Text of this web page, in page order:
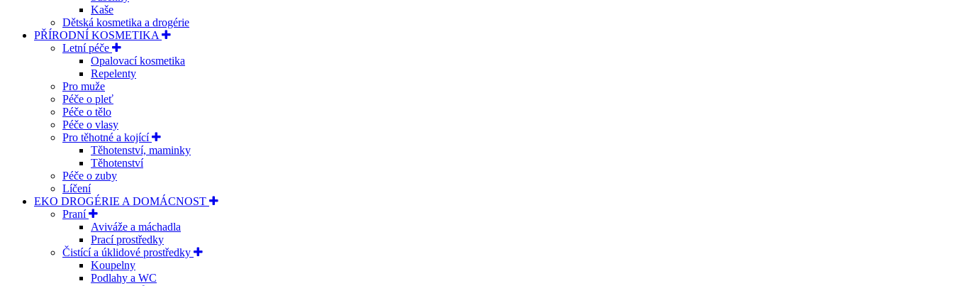
Kaše
Dětská kosmetika a drogérie
PŘÍRODNÍ KOSMETIKA
Letní péče
Opalovací kosmetika
Repelenty
Pro muže
Péče o pleť
Péče o tělo
Péče o vlasy
Pro těhotné a kojící
Těhotenství, maminky
Těhotenství
Péče o zuby
Líčení
EKO DROGÉRIE A DOMÁCNOST
Praní
Aviváže a máchadla
Prací prostředky
Čistící a úklidové prostředky
Koupelny
Podlahy a WC